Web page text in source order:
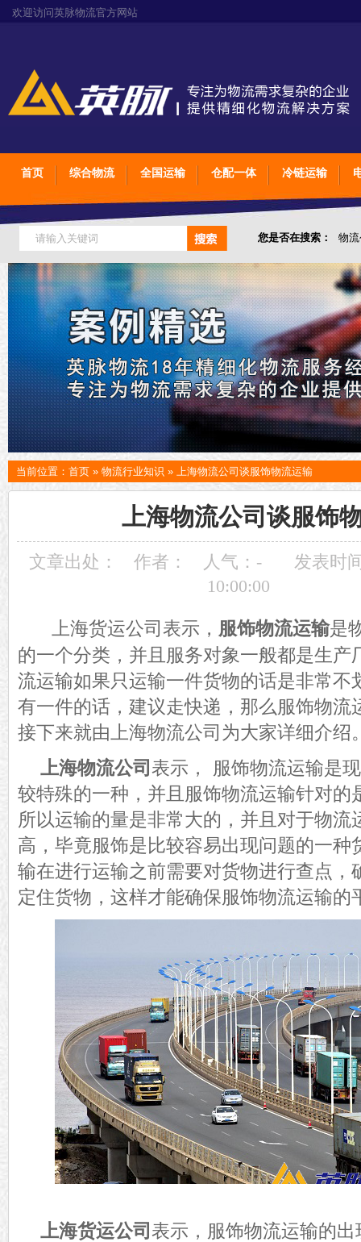
欢迎访问英脉物流官方网站
首页 综合物流 全国运输 仓配一体 冷链运输
您是否在搜索： 物
仓储综合专业定制物
当前位置： 首页 » 物流行业知识 » 上海物流公司谈服饰物流运输
上海物流公司谈服饰
文章出处： 作者： 人气： -
发表时
10:00:00
上海货运公司表示， 服饰物流运输是
的一个分类，并且服务对象一般都是生产
流运输如果只运输一件货物的话是非常不
有一件的话，建议走快递，那么服饰物流
接下来就由上海物流公司为大家详细介绍
上海物流公司表示，
服饰物流运输是
较特殊的一种，并且服饰物流运输针对的
所以运输的量是非常大的，并且对于物流
高，毕竟服饰是比较容易出现问题的一种
输在进行运输之前需要对货物进行查点，
定住货物，这样才能确保服饰物流运输的
上海货运公司表示，服饰物流运输的